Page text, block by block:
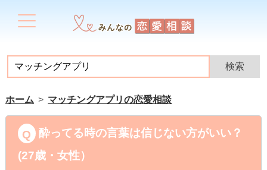
ホーム マッチングアプリの恋愛相談
酔ってる時の言葉は信じない方がいい？
(27歳・女性）